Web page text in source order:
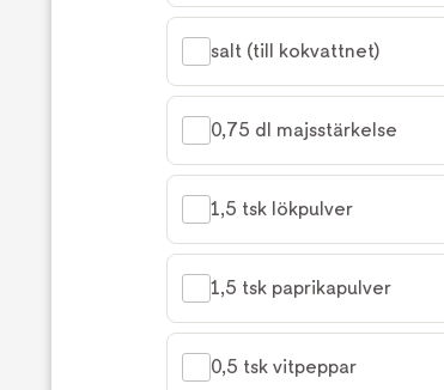
salt (till kokvattnet)
0,75 dl majsstärkelse
1,5 tsk lökpulver
1,5 tsk paprikapulver
0,5 tsk vitpeppar